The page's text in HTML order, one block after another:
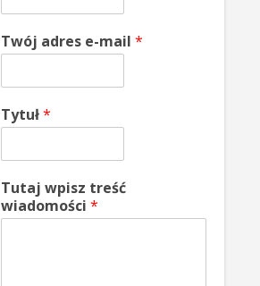
Twój adres e-mail *
Tytuł*
Tutaj wpisz treść
wiadomości *